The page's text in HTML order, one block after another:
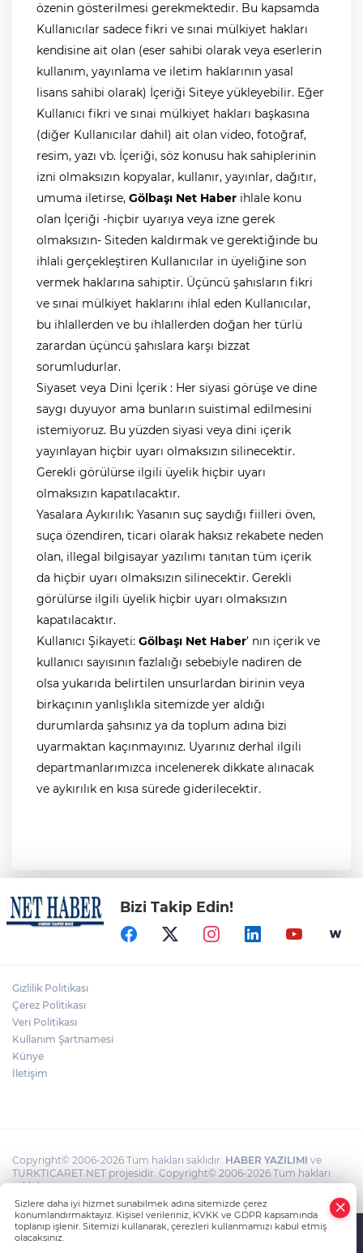
özenin gösterilmesi gerekmektedir. Bu kapsamda
Kullanıcılar sadece fikri ve sınai mülkiyet hakları
kendisine ait olan (eser sahibi olarak veya eserlerin
kullanım, yayınlama ve iletim haklarının yasal
lisans sahibi olarak) İçeriği Siteye yükleyebilir. Eğer
Kullanıcı fikri ve sınai mülkiyet hakları başkasına
(diğer Kullanıcılar dahil) ait olan video, fotoğraf,
resim, yazı vb. İçeriği, söz konusu hak sahiplerinin
izni olmaksızın kopyalar, kullanır, yayınlar, dağıtır,
umuma iletirse, Gölbaşı Net Haber ihlale konu
olan İçeriği -hiçbir uyarıya veya izne gerek
olmaksızın- Siteden kaldırmak ve gerektiğinde bu
ihlali gerçekleştiren Kullanıcılar in üyeliğine son
vermek haklarına sahiptir. Üçüncü şahısların fikri
ve sınai mülkiyet haklarını ihlal eden Kullanıcılar,
bu ihlallerden ve bu ihlallerden doğan her türlü
zarardan üçüncü şahıslara karşı bizzat
sorumludurlar.
Siyaset veya Dini İçerik : Her siyasi görüşe ve dine
saygı duyuyor ama bunların suistimal edilmesini
istemiyoruz. Bu yüzden siyasi veya dini içerik
yayınlayan hiçbir uyarı olmaksızın silinecektir.
Gerekli görülürse ilgili üyelik hiçbir uyarı
olmaksızın kapatılacaktır.
Yasalara Aykırılık: Yasanın suç saydığı fiilleri öven,
suça özendiren, ticari olarak haksız rekabete neden
olan, illegal bilgisayar yazılımı tanıtan tüm içerik
da hiçbir uyarı olmaksızın silinecektir. Gerekli
görülürse ilgili üyelik hiçbir uyarı olmaksızın
kapatılacaktır.
Kullanıcı Şikayeti: Gölbaşı Net Haber’ nın içerik ve
kullanıcı sayısının fazlalığı sebebiyle nadiren de
olsa yukarıda belirtilen unsurlardan birinin veya
birkaçının yanlışlıkla sitemizde yer aldığı
durumlarda şahsınız ya da toplum adına bizi
uyarmaktan kaçınmayınız. Uyarınız derhal ilgili
departmanlarımızca incelenerek dikkate alınacak
ve aykırılık en kısa sürede giderilecektir.
Bizi Takip Edin!
Gizlilik Politikası
Çerez Politikası
Veri Politikası
Kullanım Şartnamesi
Künye
İletişim
Copyright© 2006-2026 Tüm hakları saklıdır. HABER YAZILIMI ve
TURKTICARET.NET projesidir. Copyright© 2006-2026 Tüm hakları
saklıdır.
Sizlere daha iyi hizmet sunabilmek adına sitemizde çerez
konumlandırmaktayız. Kişisel verileriniz, KVKK ve GDPR kapsamında
toplanıp işlenir. Sitemizi kullanarak, çerezleri kullanmamızı kabul etmiş
olacaksınız.